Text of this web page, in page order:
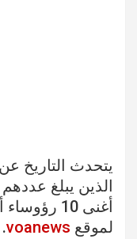
يتحدث التاريخ
أغنى 10
لموقع voanews
.